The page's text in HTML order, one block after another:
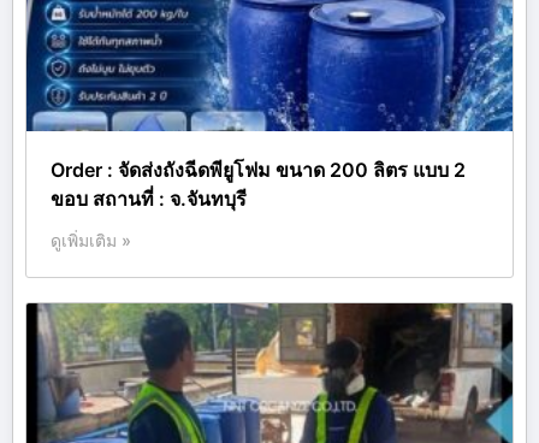
Order : จัดส่งถังฉีดพียูโฟม ขนาด 200 ลิตร แบบ 2
ขอบ สถานที่ : จ.จันทบุรี
ดูเพิ่มเติม »